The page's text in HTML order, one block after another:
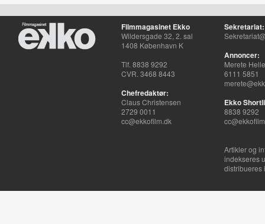
Filmmagasinet Ekko
Wildersgade 32, 2. sal
1408 København K
Tlf. 8838 9292
CVR. 3468 8443
Chefredaktør:
Claus Christensen
2729 0011
cc@ekkofilm.dk
Sekretariat:
Annoncer:
Merete
6111 5851
Ekko
8838 9292
Artikler og
indekseres
distribueres